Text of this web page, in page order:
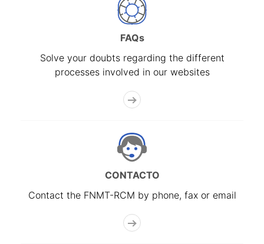
FAQs
Solve your doubts regarding the different
processes involved in our websites
CONTACTO
Contact the FNMT-RCM by phone, fax or email